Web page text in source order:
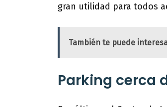
gran utilidad para todos
También te puede
Parking cerca